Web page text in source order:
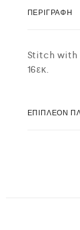
ΠΕΡΙΓΡΑΦΉ
Stitch with
16εκ.
ΕΠΙΠΛΈΟΝ